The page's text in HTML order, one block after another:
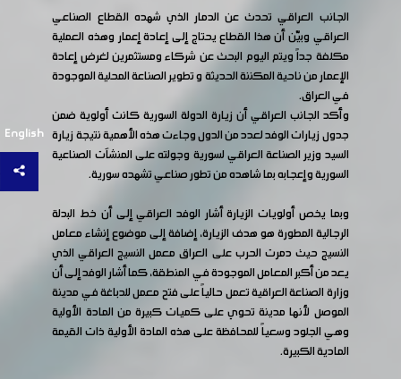
English
الجانب العراقي تحدث عن الدمار الذي شهده القطاع الصناعي
العراقي وبيّن أن هذا القطاع يحتاج إلى إعادة إعمار وهذه العملية
مكلفة جداً ويتم اليوم البحث عن شركاء ومستثمرين لغرض إعادة
الإعمار من ناحية المكننة الحديثة و تطوير الصناعة المحلية الموجودة
في العراق.
وأكد الجانب العراقي أن زيارة الدولة السورية كانت أولوية ضمن
جدول زيارات الوفد لعدد من الدول وجاءت هذه الأهمية نتيجة زيارة
السيد وزير الصناعة العراقي لسورية وجولته على المنشآت الصناعية
السورية وإعجابه بما شاهده من تطور صناعي تشهده سورية.
وبما يخص أولويات الزيارة أشار الوفد العراقي إلى أن خط البدلة
الرجالية المطورة هو هدف الزيارة، إضافة إلى موضوع إنشاء معامل
النسيج حيث دمرت الحرب على العراق معمل النسيج العراقي الذي
يعد من أكبر المعامل الموجودة في المنطقة، كما أشار الوفد إلى أن
وزارة الصناعة العراقية تعمل حالياً على فتح معمل للدباغة في مدينة
الموصل لأنها مدينة تحوي على كميات كبيرة من المادة الأولية
وهي الجلود وسعياً للمحافظة على هذه المادة الأولية ذات القيمة
المادية الكبيرة.